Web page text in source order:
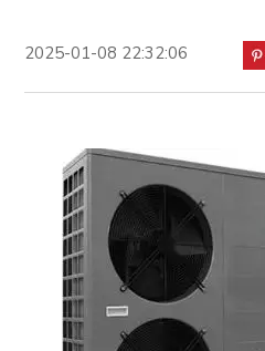
2025-01-08 22:32:06